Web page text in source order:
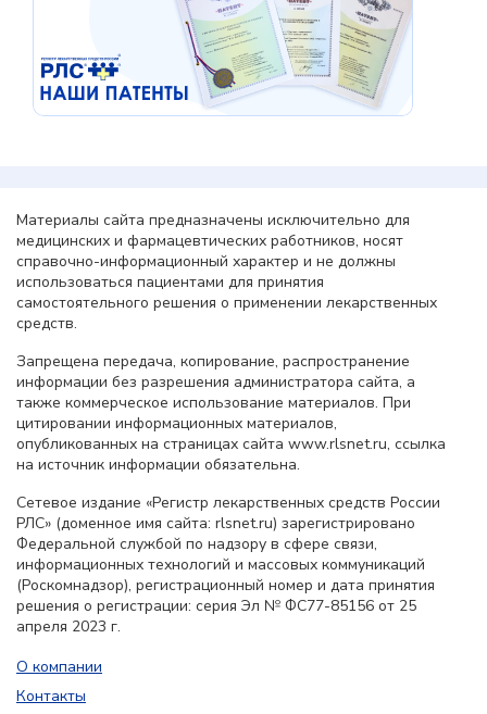
Материалы сайта предназначены исключительно для
медицинских и фармацевтических работников, носят
справочно-информационный характер и не должны
использоваться пациентами для принятия
самостоятельного решения о применении лекарственных
средств.
Запрещена передача, копирование, распространение
информации без разрешения администратора сайта, а
также коммерческое использование материалов. При
цитировании информационных материалов,
опубликованных на страницах сайта www.rlsnet.ru, ссылка
на источник информации обязательна.
Сетевое издание «Регистр лекарственных средств России
РЛС» (доменное имя сайта: rlsnet.ru) зарегистрировано
Федеральной службой по надзору в сфере связи,
информационных технологий и массовых коммуникаций
(Роскомнадзор), регистрационный номер и дата принятия
решения о регистрации: серия Эл № ФС77-85156 от 25
апреля 2023 г.
О компании
Контакты